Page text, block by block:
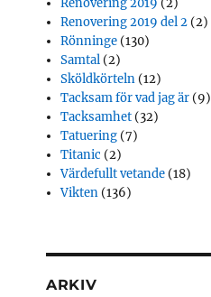
Renovering 2019 (2)
Renovering 2019 del 2 (2)
Rönninge (130)
Samtal (2)
Sköldkörteln (12)
Tacksam för vad jag är (9)
Tacksamhet (32)
Tatuering (7)
Titanic (2)
Värdefullt vetande (18)
Vikten (136)
ARKIV